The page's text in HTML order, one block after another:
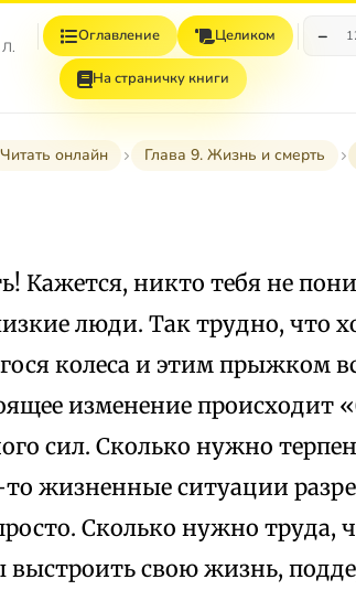
Оглавление Целиком −
На страничку книги
Читать онлайн Глава 9. Жизнь и смерть
Кажется, никто тебя не
люди. Так трудно, что
колеса и этим прыжком
изменение происходит
сил. Сколько нужно
жизненные ситуации
Сколько нужно труда,
выстроить свою жизнь,